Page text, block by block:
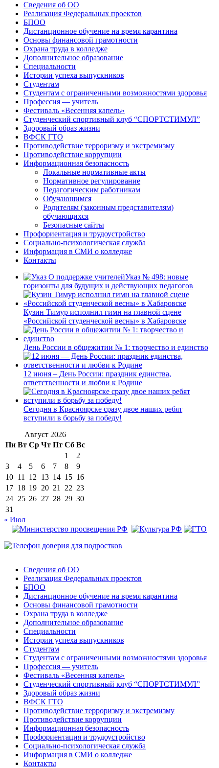
Сведения об ОО
Реализация Федеральных проектов
БПОО
Дистанционное обучение на время карантина
Основы финансовой грамотности
Охрана труда в колледже
Дополнительное образование
Специальности
Истории успеха выпускников
Студентам
Студентам с ограниченными возможностями здоровья
Профессия — учитель
Фестиваль «Весенняя капель»
Студенческий спортивный клуб “СПОРТСТИМУЛ”
Здоровый образ жизни
ВФСК ГТО
Противодействие терроризму и экстремизму
Противодействие коррупции
Информационная безопасность
Локальные нормативные акты
Нормативное регулирование
Педагогическим работникам
Обучающимся
Родителям (законным представителям)
обучающихся
Безопасные сайты
Профориентация и трудоустройство
Социально-психологическая служба
Информация в СМИ о колледже
Контакты
Указ № 498: новые
горизонты для будущих и действующих педагогов
Кузин Тимур исполнил гимн на главной сцене
«Российской студенческой весны» в Хабаровске
День России в общежитии № 1: творчество и единство
12 июня – День России: праздник единства,
ответственности и любви к Родине
Сегодня в Красноярске сразу двое наших ребят
вступили в борьбу за победу!
Август 2026
Пн Вт Ср Чт Пт Сб Вс
1
2
3
4 5 6 7 8
9
10 11 12 13 14 15 16
17 18 19 20 21 22 23
24 25 26 27 28 29 30
31
« Июл
Сведения об ОО
Реализация Федеральных проектов
БПОО
Дистанционное обучение на время карантина
Основы финансовой грамотности
Охрана труда в колледже
Дополнительное образование
Специальности
Истории успеха выпускников
Студентам
Студентам с ограниченными возможностями здоровья
Профессия — учитель
Фестиваль «Весенняя капель»
Студенческий спортивный клуб “СПОРТСТИМУЛ”
Здоровый образ жизни
ВФСК ГТО
Противодействие терроризму и экстремизму
Противодействие коррупции
Информационная безопасность
Профориентация и трудоустройство
Социально-психологическая служба
Информация в СМИ о колледже
Контакты